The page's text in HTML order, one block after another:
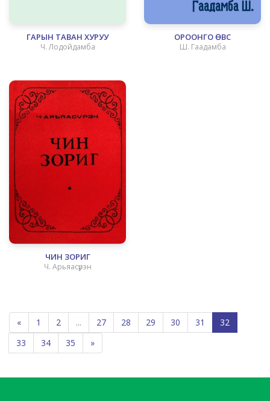
ГАРЫН ТАВАН ХУРУУ
Ч. Лодойдамба
ОРООНГО ӨВС
Ш. Гаадамба
ЧИН ЗОРИГ
Ч. Арьяасүрэн
« 1 2 ... 27 28 29 30 31
32
33
34 35 »